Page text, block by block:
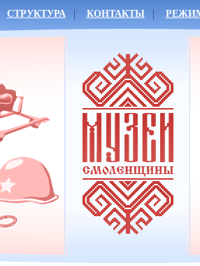
СТРУКТУРА КОНТАКТЫ